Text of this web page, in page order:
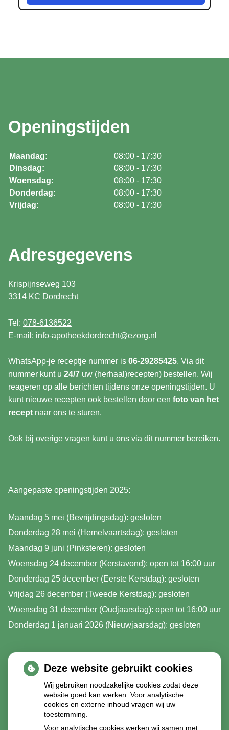
Openingstijden
Maandag:
08:00 - 17:30
Dinsdag:
08:00 - 17:30
Woensdag:
08:00 - 17:30
Donderdag:
08:00 - 17:30
Vrijdag:
08:00 - 17:30
Adresgegevens
Krispijnseweg 103
3314 KC Dordrecht
Tel: 078-6136522
E-mail: info-apotheekdordrecht@ezorg.nl
WhatsApp-je receptje nummer is 06-29285425. Via dit
nummer kunt u 24/7 uw (herhaal)recepten) bestellen. Wij
reageren op alle berichten tijdens onze openingstijden. U
kunt nieuwe recepten ook bestellen door een foto van het
recept naar ons te sturen.
Ook bij overige vragen kunt u ons via dit nummer bereiken.
Aangepaste openingstijden 2025:
Maandag 5 mei (Bevrijdingsdag): gesloten
Donderdag 28 mei (Hemelvaartsdag): gesloten
Maandag 9 juni (Pinksteren): gesloten
Woensdag 24 december (Kerstavond): open tot 16:00 uur
Donderdag 25 december (Eerste Kerstdag): gesloten
Vrijdag 26 december (Tweede Kerstdag): gesloten
Woensdag 31 december (Oudjaarsdag): open tot 16:00 uur
Donderdag 1 januari 2026 (Nieuwjaarsdag): gesloten
Deze website gebruikt cookies
Wij gebruiken noodzakelijke cookies zodat deze
website goed kan werken. Voor analytische
cookies en externe inhoud vragen wij uw
toestemming.
Voor analytische cookies werken wij samen met